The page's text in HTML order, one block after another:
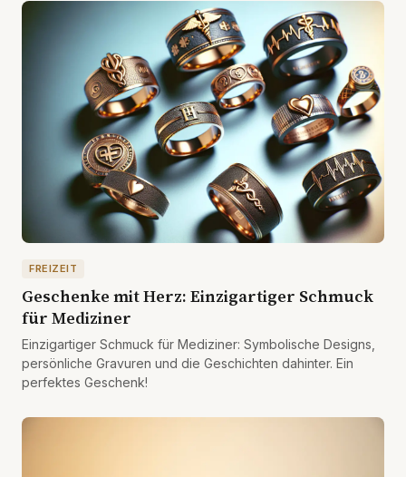
FREIZEIT
Geschenke mit Herz: Einzigartiger Schmuck
für Mediziner
Einzigartiger Schmuck für Mediziner: Symbolische Designs,
persönliche Gravuren und die Geschichten dahinter. Ein
perfektes Geschenk!